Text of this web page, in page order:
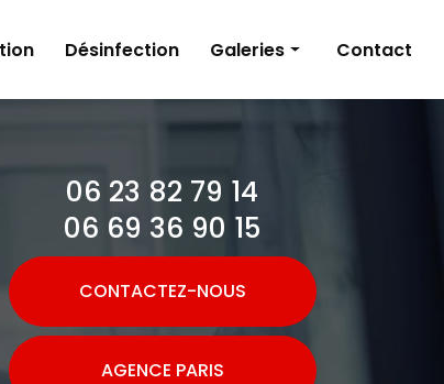
Désinfection Galeries
Dératisation
Désinfection
Contact
06 23 82 79 14
06 69 36 90 15
CONTACTEZ-NOUS
AGENCE PARIS